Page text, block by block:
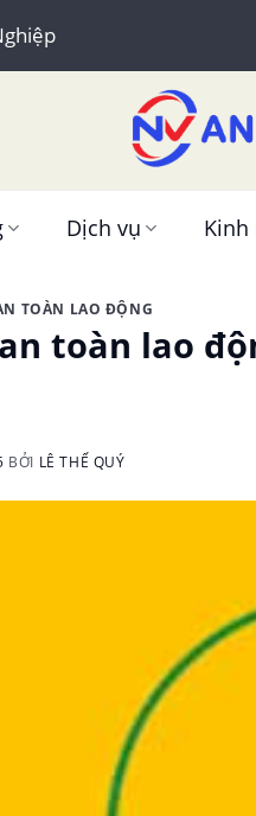
Dịch vụ Kinh
TOÀN LAO ĐỘNG
toàn lao
BỞI LÊ THẾ QUÝ